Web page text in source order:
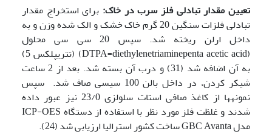
تعیین مقدار تبادلی فلز سرب در خاک: برای استخراج مقدار
تبادلی فلزات سنگین 20 گرم خاک خشک و الک شده وزن و به
داخل ارلن ریخته شد. سپس 20 سی سی محلول
(DTPA=diethylenetriaminepenta acetic acid) (تتریپلکس 5)
به آن اضافه شد (31) و درب آن بسته شد. بعد از 2 ساعت
شیکر کردن، در داخل بالن 100 سی­سی صاف شد. سپس
نمونه­ها از کاغذ صافی استات سلولزی 23/0 نیز عبور داده
شدند و غلظت فلز مورد نظر با استفاده از دستگاه ICP-OES
مدل GBC Avanta ساخت کشور استرالیا ارزیابی شد (24).